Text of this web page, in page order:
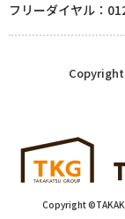
フリーダイヤル：
Copyright